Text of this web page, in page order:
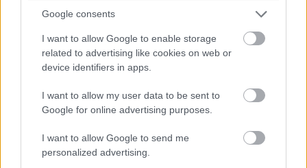
Google consents
I want to allow Google to enable storage
related to advertising like cookies on web or
device identifiers in apps.
I want to allow my user data to be sent to
Google for online advertising purposes.
I want to allow Google to send me
personalized advertising.
gazdagodtál?
- Élményben az autó gyorsasága leírhatatlan
különbséget jelentett a Cayman-hez (2025-ben
Több mint 1 perccel voltam gyorsabb a 25,3km-
lassabb a miénknél, most viszont körülbelül 40
autó volt csak gyorsabb. Sokkal kevesebbet